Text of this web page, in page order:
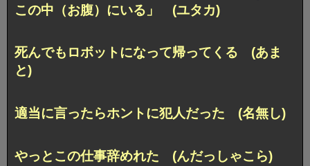
この中（お腹）にいる」 (ユタカ)
死んでもロボットになって帰ってくる (あま
と)
適当に言ったらホントに犯人だった (名無し)
やっとこの仕事辞めれた (んだっしゃこら)